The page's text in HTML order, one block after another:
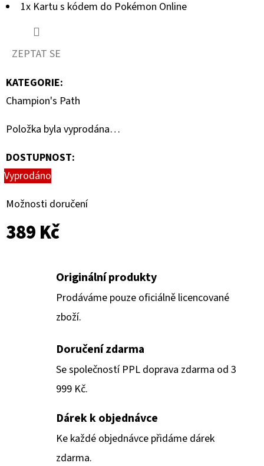
1x Kartu s kódem do Pokémon Online
ZEPTAT SE
KATEGORIE:
Champion's Path
Položka byla vyprodána…
DOSTUPNOST:
Vyprodáno
Možnosti doručení
389 Kč
Originální produkty
Prodáváme pouze oficiálně licencované
zboží.
Doručení zdarma
Se společností PPL doprava zdarma od 3
999 Kč.
Dárek k objednávce
Ke každé objednávce přidáme dárek
zdarma.
Kč